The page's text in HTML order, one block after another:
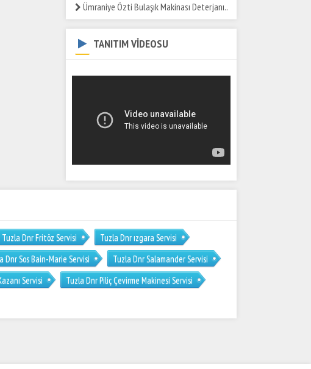
Ümraniye Özti Bulaşık Makinası Deterjanı..
TANITIM VİDEOSU
Tuzla Dnr Fritöz Servisi
Tuzla Dnr ızgara Servisi
Dnr Sos Bain-Marie Servisi
Tuzla Dnr Salamander Servisi
Servisi
Tuzla Dnr Piliç Çevirme Makinesi Servisi